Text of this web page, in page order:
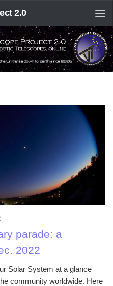
2.0
parade: a
2022
Solar System at a glance
community worldwide. Here